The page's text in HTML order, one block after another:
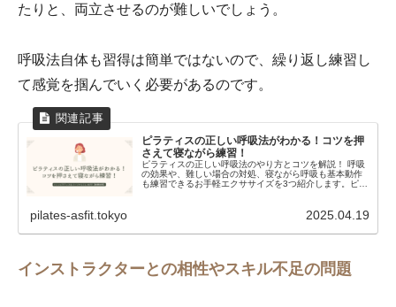
たりと、両立させるのが難しいでしょう。
呼吸法自体も習得は簡単ではないので、繰り返し練習し
て感覚を掴んでいく必要があるのです。
ピラティスの正しい呼吸法がわかる！コツを押
さえて寝ながら練習！
ピラティスの正しい呼吸法のやり方とコツを解説！ 呼吸
の効果や、難しい場合の対処、寝ながら呼吸も基本動作
も練習できるお手軽エクササイズを3つ紹介します。ピラ
pilates-asfit.tokyo 2025.04.19
インストラクターとの相性やスキル不足の問題